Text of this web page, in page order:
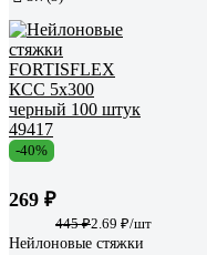
-40%
269 ₽
445 ₽2.69 ₽/шт
Нейлоновые стяжки